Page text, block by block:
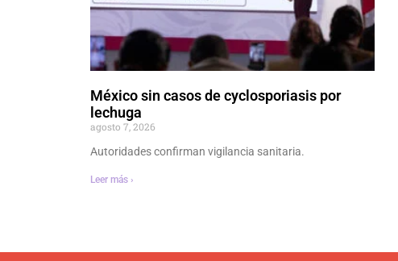
México sin casos de cyclosporiasis por
lechuga
agosto 7, 2026
Autoridades confirman vigilancia sanitaria.
Leer más ›